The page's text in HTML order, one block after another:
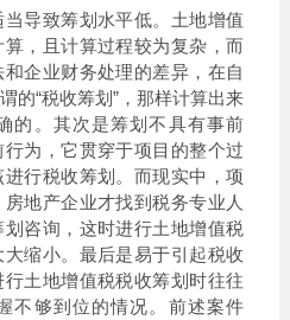
导致筹划水平低。土地增值
，且计算过程较为复杂，而
企业财务处理的差异，在自
的“税收筹划”，那样计算出来
的。其次是筹划不具有事前
为，它贯穿于项目的整个过
行税收筹划。而现实中，项
地产企业才找到税务专业人
咨询，这时进行土地增值税
缩小。最后是易于引起税收
土地增值税税收筹划时往往
不够到位的情况。前述案件